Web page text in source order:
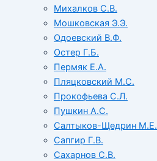
Михалков С.В.
Мошковская Э.Э.
Одоевский В.Ф.
Остер Г.Б.
Пермяк Е.А.
Пляцковский М.С.
Прокофьева С.Л.
Пушкин А.С.
Салтыков-Щедрин М.Е.
Сапгир Г.В.
Сахарнов С.В.